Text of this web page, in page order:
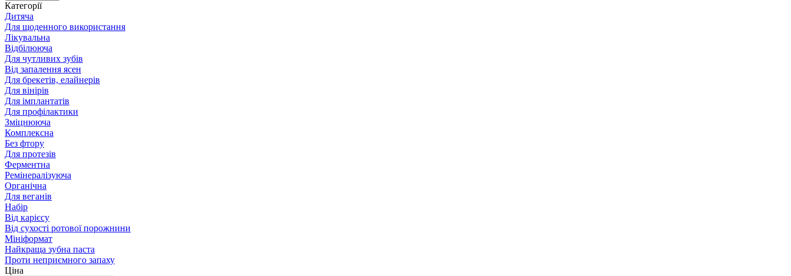
Категорії
Дитяча
Для щоденного використання
Лікувальна
Відбілююча
Для чутливих зубів
Від запалення ясен
Для брекетів, елайнерів
Для вінірів
Для імплантатів
Для профілактики
Зміцнююча
Комплексна
Без фтору
Для протезів
Ферментна
Ремінералізуюча
Органічна
Для веганів
Набір
Від карієсу
Від сухості ротової порожнини
Мініформат
Найкраща зубна паста
Проти неприємного запаху
Ціна